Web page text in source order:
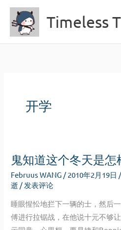
容
Timeless
开学
鬼知道这个冬天是怎
Februus WANG / 2010年2月19日
逝 / 发表评论
睡眼惺忪地拦下一辆的士，然后
傅进行拉锯战，在他说十元不够